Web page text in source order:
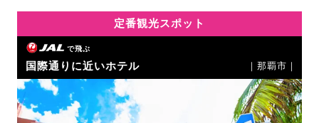
定番観光スポット
で飛ぶ
国際通りに近いホテル ｜那覇市｜